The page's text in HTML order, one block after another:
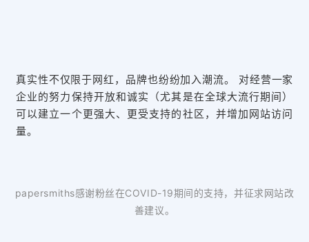
真实性不仅限于网红，品牌也纷纷加入潮流。 对经营一家
企业的努力保持开放和诚实（尤其是在全球大流行期间）
可以建立一个更强大、更受支持的社区，并增加网站访问
量。
papersmiths感谢粉丝在COVID-19期间的支持，并征求网站改
善建议。